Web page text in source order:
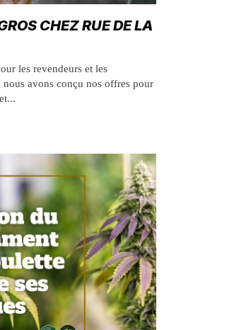
CHEZ RUE DE LA
les revendeurs et les
avons conçu nos offres pour